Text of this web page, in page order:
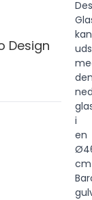
Design
kan
i
en
cm